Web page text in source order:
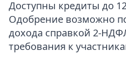
Доступны кредиты до
Одобрение возможно
дохода справкой 2-
требования к